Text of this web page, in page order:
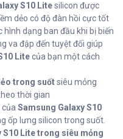
S10 Litesilicon được
dẻo có độ đàn hồi cực tốt
dạng ban đầu khi bị biến
va đập đến tuyệt đối giúp
Litecủa bạn một cách
trong suốtsiêu mỏng
thời gian
củaSamsung Galaxy S10
ốp lưng silicon trong suốt.
Lite trong siêu mỏng